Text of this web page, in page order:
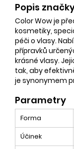
Popis
Color Wow je
kosmetiky,
péči o vlasy.
přípravků
krásné vlasy.
tak, aby
je synonymem
Parametry
Forma
Účinek